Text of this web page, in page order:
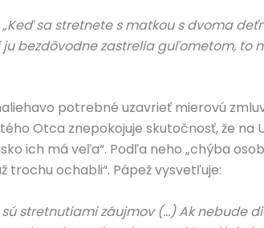
„Keď sa stretnete s matkou s dvoma
bezdôvodne zastrelia guľometom, to
potrebné uzavrieť mierovú
Otca znepokojuje skutočnosť, že na
ich má veľa“. Podľa neho „chýba
trochu ochabli“. Pápež vysvetľuje:
stretnutiami záujmov (…) Ak nebude